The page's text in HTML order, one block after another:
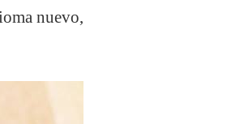
nuevo,